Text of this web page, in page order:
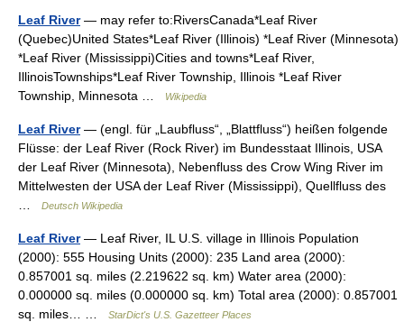
Leaf River— may refer to:RiversCanada*Leaf River
(Quebec)United States*Leaf River (Illinois) *Leaf River (Minnesota)
*Leaf River (Mississippi)Cities and towns*Leaf River,
IllinoisTownships*Leaf River Township, Illinois *Leaf River
Township, Minnesota …
Wikipedia
Leaf River— (engl. für „Laubfluss“, „Blattfluss“) heißen folgende
Flüsse: der Leaf River (Rock River) im Bundesstaat Illinois, USA
der Leaf River (Minnesota), Nebenfluss des Crow Wing River im
Mittelwesten der USA der Leaf River (Mississippi), Quellfluss des
Deutsch Wikipedia
Leaf River— Leaf River, IL U.S. village in Illinois Population
(2000): 555 Housing Units (2000): 235 Land area (2000):
0.857001 sq. miles (2.219622 sq. km) Water area (2000):
0.000000 sq. miles (0.000000 sq. km) Total area (2000): 0.857001
sq. miles… …
StarDict's U.S. Gazetteer Places